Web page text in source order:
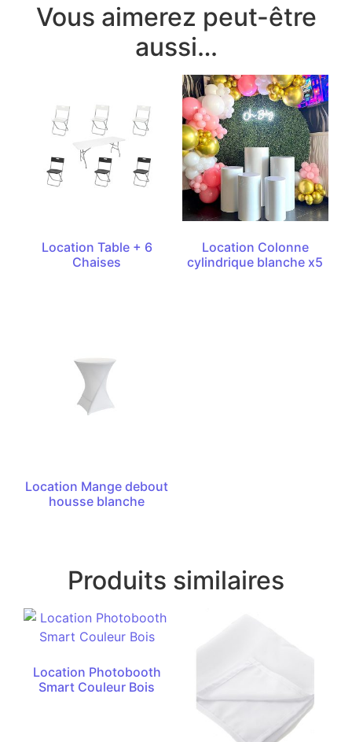
Vous aimerez peut-être
aussi…
Location Table + 6
Chaises
Location Colonne
cylindrique blanche x5
Location Mange debout
housse blanche
Produits similaires
Location Photobooth
Smart Couleur Bois